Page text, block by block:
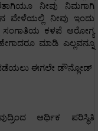
ನೀವು ನಿಮಗಾಗಿ
ವೇಳೆಯಲ್ಲಿ ನೀವು ಇಂದು
ಸಂಗಾತಿಯ ಕಳಪೆ ಆರೋಗ್ಯ
ಮಾಡಿ ಎಲ್ಲವನ್ನೂ
ಪಡೆಯಲು ಈಗಲೇ ಡೌನ್ಲೋಡ್
ಆರ್ಥಿಕ ಪರಿಸ್ಥಿತಿ